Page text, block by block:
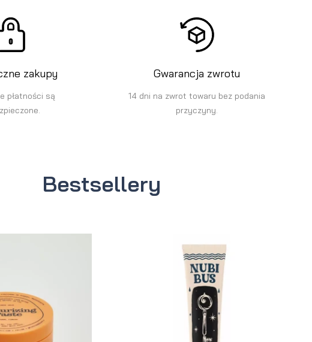
zakupy
płatności są
Gwarancja zwrotu
14 dni na zwrot towaru bez podania
przyczyny.
Bestsellery